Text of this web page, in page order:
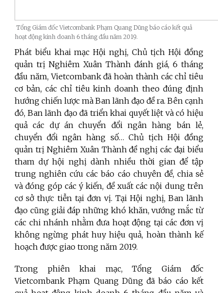
Tổng Giám đốc Vietcombank Phạm Quang Dũng báo cáo kết quả
hoạt động kinh doanh 6 tháng đầu năm 2019.
Phát biểu khai mạc Hội nghị, Chủ tịch Hội đồng
quản trị Nghiêm Xuân Thành đánh giá, 6 tháng
đầu năm, Vietcombank đã hoàn thành các chỉ tiêu
cơ bản, các chỉ tiêu kinh doanh theo đúng định
hướng chiến lược mà Ban lãnh đạo đề ra. Bên cạnh
đó, Ban lãnh đạo đã triển khai quyết liệt và có hiệu
quả các dự án chuyển đổi ngân hàng bán lẻ,
chuyển đổi ngân hàng số… Chủ tịch Hội đồng
quản trị Nghiêm Xuân Thành đề nghị các đại biểu
tham dự hội nghị dành nhiều thời gian để tập
trung nghiên cứu các báo cáo chuyên đề, chia sẻ
và đóng góp các ý kiến, đề xuất các nội dung trên
cơ sở thực tiễn tại đơn vị. Tại Hội nghị, Ban lãnh
đạo cũng giải đáp những khó khăn, vướng mắc từ
các chi nhánh nhằm đưa hoạt động tại các đơn vị
không ngừng phát huy hiệu quả, hoàn thành kế
hoạch được giao trong năm 2019.
Trong phiên khai mạc, Tổng Giám đốc
Vietcombank Phạm Quang Dũng đã báo cáo kết